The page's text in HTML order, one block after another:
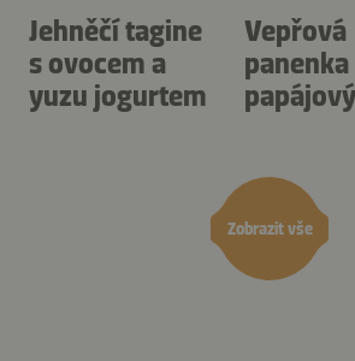
Zobrazit vše
Jehněčí tagine
s ovocem a
yuzu jogurtem
Vepřová
panenka